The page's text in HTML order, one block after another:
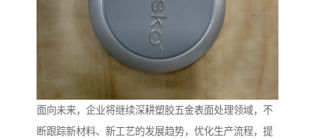
面向未来，企业将继续深耕塑胶五金表面处理领域，不
断跟踪新材料、新工艺的发展趋势，优化生产流程，提